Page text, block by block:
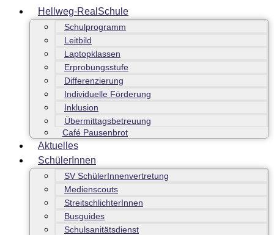
Hellweg-RealSchule
Schulprogramm
Leitbild
Laptopklassen
Erprobungsstufe
Differenzierung
Individuelle Förderung
Inklusion
Übermittagsbetreuung
Café Pausenbrot
Aktuelles
SchülerInnen
SV SchülerInnenvertretung
Medienscouts
StreitschlichterInnen
Busguides
Schulsanitätsdienst